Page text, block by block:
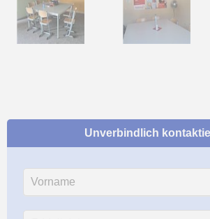
Unverbindlich